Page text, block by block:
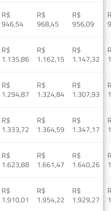
R$
946,54
R$
968,45
R$
956,09
R$
1.135,86
R$
1.162,15
R$
1.147,32
R$
1.294,87
R$
1.324,84
R$
1.307,93
R$
1.333,72
R$
1.364,59
R$
1.347,17
R$
1.623,88
R$
1.661,47
R$
1.640,26
R$
1.910,01
R$
1.954,22
R$
1.929,27